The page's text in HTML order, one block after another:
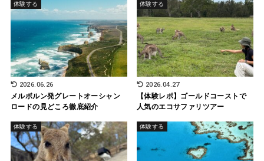
体験する
2026.06.26
メルボルン発グレートオーシャン
ロードの見どころ徹底紹介
体験する
2026.04.27
【体験レポ】ゴールドコーストで
人気のエコサファリツアー
体験する 体験する